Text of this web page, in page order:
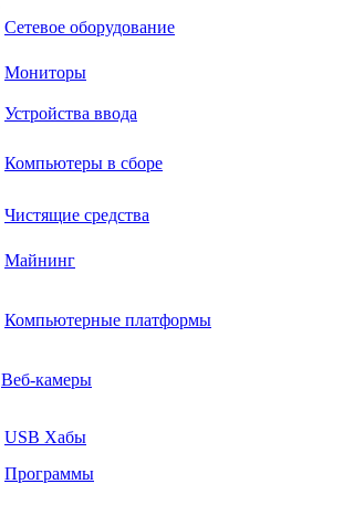
Сетевое оборудование
Мониторы
Устройства ввода
Компьютеры в сборе
Чистящие средства
Майнинг
Компьютерные платформы
Веб-камеры
USB Хабы
Программы